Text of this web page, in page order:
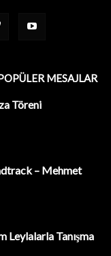
MESAJLAR
Töreni
– Mehmet
Leylalarla Tanışma